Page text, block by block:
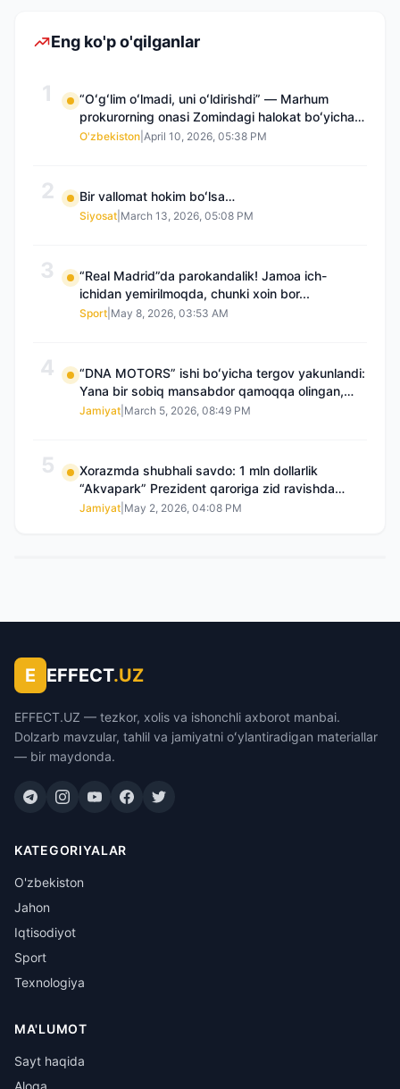
Eng ko'p o'qilganlar
1
“Oʻgʻlim oʻlmadi, uni oʻldirishdi” — Marhum
prokurorning onasi Zomindagi halokat boʻyicha
qayta tergov talab qilmoqda
O'zbekiston April 10, 2026, 05:38 PM
2 Bir vallomat hokim boʻlsa…
Siyosat March 13, 2026, 05:08 PM
3
“Real Madrid”da parokandalik! Jamoa ich-
ichidan yemirilmoqda, chunki xoin bor...
Sport May 8, 2026, 03:53 AM
4
“DNA MOTORS” ishi boʻyicha tergov yakunlandi:
Yana bir sobiq mansabdor qamoqqa olingan,
Saidnazirxanovaning “zami” gʻoyib boʻlgan
Jamiyat March 5, 2026, 08:49 PM
5
Xorazmda shubhali savdo: 1 mln dollarlik
“Akvapark” Prezident qaroriga zid ravishda
sotilgani maʼlum boʻldi
Jamiyat May 2, 2026, 04:08 PM
E EFFECT.UZ
EFFECT.UZ — tezkor, xolis va ishonchli axborot manbai.
Dolzarb mavzular, tahlil va jamiyatni oʻylantiradigan materiallar
— bir maydonda.
KATEGORIYALAR
O'zbekiston
Jahon
Iqtisodiyot
Sport
Texnologiya
MA'LUMOT
Sayt haqida
Aloqa